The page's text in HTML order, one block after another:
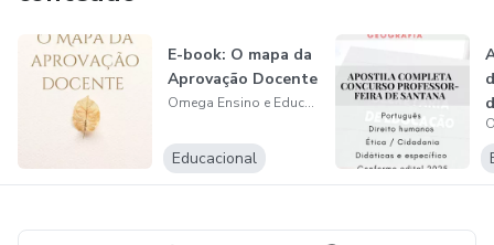
E-book: O mapa da
Aprovação Docente
Omega Ensino e Educação
Educacional